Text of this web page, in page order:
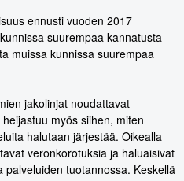
ennusti vuoden 2017
suurempaa kannatusta
muissa kunnissa suurempaa
jakolinjat noudattavat
myös siihen, miten
halutaan järjestää. Oikealla
veronkorotuksia ja haluaisivat
tuotannossa. Keskellä